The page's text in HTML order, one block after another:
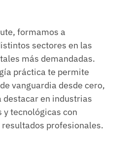
formamos a
sectores en las
más demandadas.
práctica te permite
vanguardia desde cero,
destacar en industrias
tecnológicas con
profesionales.